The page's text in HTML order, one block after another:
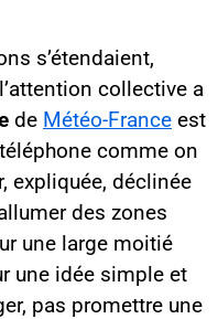
s’étendaient,
collective a
de Météo-France est
comme on
expliquée, déclinée
des zones
une large moitié
une idée simple et
pas promettre une